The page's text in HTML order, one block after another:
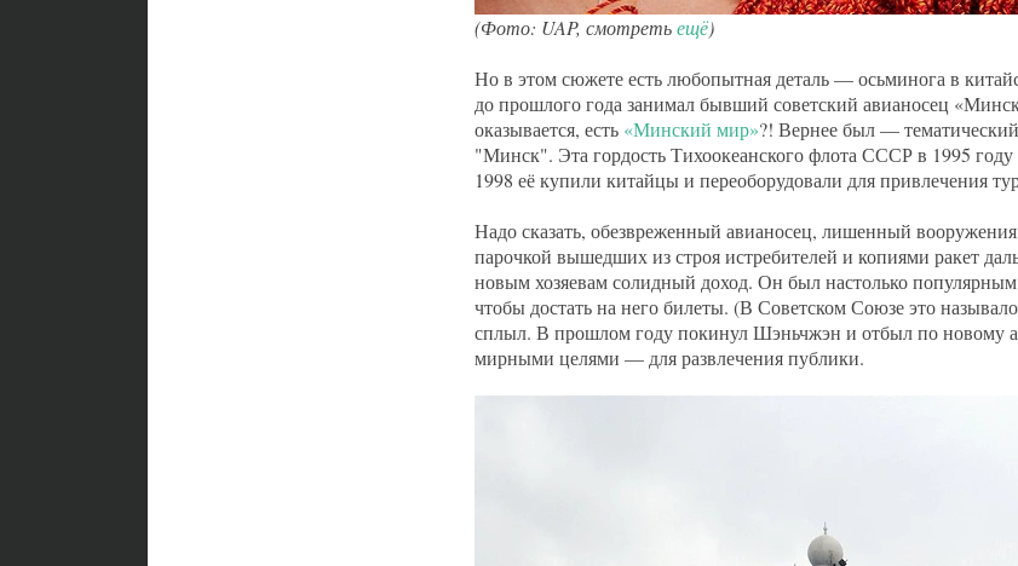
(Фото: UAP, смотретьещё)
Но в этом сюжете есть любопытная деталь — осьминога в
до прошлого года занимал бывший советский авианосец
оказывается, есть «Минский мир»?! Вернее был —
"Минск". Эта гордость Тихоокеанского флота СССР в 1995
1998 её купили китайцы и переоборудовали для привлечения
Надо сказать, обезвреженный авианосец, лишенный
парочкой вышедших из строя истребителей и копиями ракет
новым хозяевам солидный доход. Он был настолько
чтобы достать на него билеты. (В Советском Союзе это
сплыл. В прошлом году покинул Шэньчжэн и отбыл по новому
мирными целями — для развлечения публики.